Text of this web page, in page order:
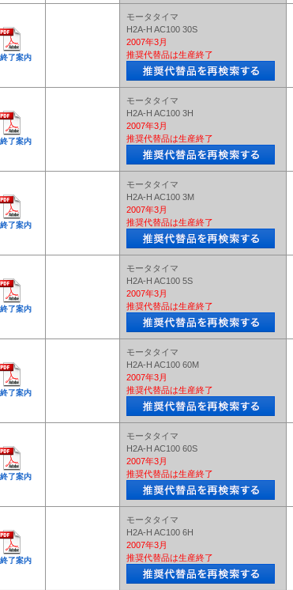
了案内
モータタイマ
H2A-H AC100 30S
2007年3月
推奨代替品は生産終了
了案内
モータタイマ
H2A-H AC100 3H
2007年3月
推奨代替品は生産終了
了案内
モータタイマ
H2A-H AC100 3M
2007年3月
推奨代替品は生産終了
了案内
モータタイマ
H2A-H AC100 5S
2007年3月
推奨代替品は生産終了
了案内
モータタイマ
H2A-H AC100 60M
2007年3月
推奨代替品は生産終了
了案内
モータタイマ
H2A-H AC100 60S
2007年3月
推奨代替品は生産終了
了案内
モータタイマ
H2A-H AC100 6H
2007年3月
推奨代替品は生産終了